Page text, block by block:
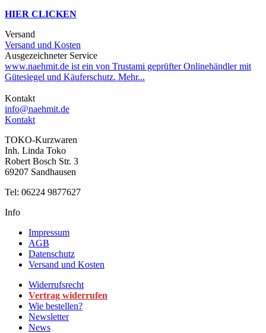
HIER CLICKEN
Versand
Versand und Kosten
Ausgezeichneter Service
www.naehmit.de ist ein von Trustami geprüfter Onlinehändler mit
Gütesiegel und Käuferschutz. Mehr...
Kontakt
info@naehmit.de
Kontakt
TOKO-Kurzwaren
Inh. Linda Toko
Robert Bosch Str. 3
69207 Sandhausen
Tel: 06224 9877627
Info
Impressum
AGB
Datenschutz
Versand und Kosten
Widerrufsrecht
Vertrag widerrufen
Wie bestellen?
Newsletter
News